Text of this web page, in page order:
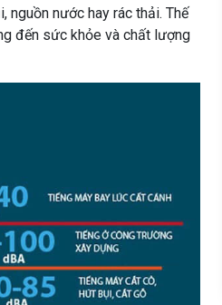
nguồn nước hay rác thải. Thế
đến sức khỏe và chất lượng